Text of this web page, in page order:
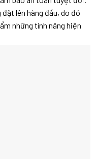
lên hàng đầu, do đó
những tính năng hiện